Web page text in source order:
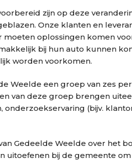
zijn op deze
Onze klanten en
oplossingen komen
bij hun auto kunnen
worden voorkomen.
Weelde een groep van zes
van deze groep brengen
(bijv.
Gedeelde Weelde over het
uitoefenen bij de gemeente